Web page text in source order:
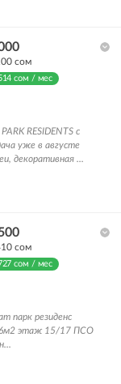
сом
сом / мес
RESIDENTS с
уже в августе
декоративная ...
сом
сом / мес
парк резиденс
этаж 15/17 ПСО